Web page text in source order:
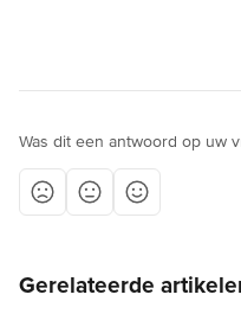
Was dit een antwoord op uw
Gerelateerde